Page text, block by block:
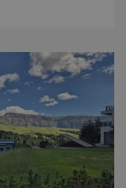
stálou expozici
nejen z Kuksu.
loutkou představuje
řezbáře a scénog